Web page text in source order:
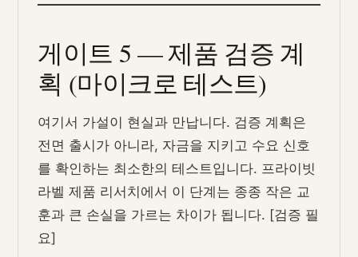
게이트 5 — 제품 검증 계
획 (마이크로 테스트)
여기서 가설이 현실과 만납니다. 검증 계획은
전면 출시가 아니라, 자금을 지키고 수요 신호
를 확인하는 최소한의 테스트입니다. 프라이빗
라벨 제품 리서치에서 이 단계는 종종 작은 교
훈과 큰 손실을 가르는 차이가 됩니다. [검증 필
요]